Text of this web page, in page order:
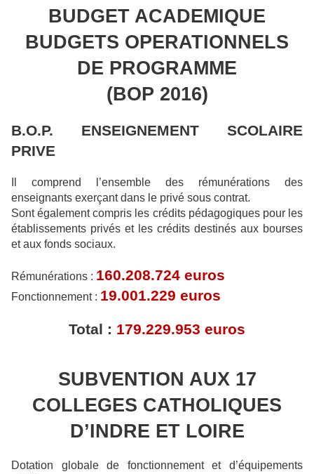
BUDGET ACADEMIQUE
BUDGETS OPERATIONNELS
DE PROGRAMME
(BOP 2016)
B.O.P. ENSEIGNEMENT SCOLAIRE
PRIVE
Il comprend l’ensemble des rémunérations des
enseignants exerçant dans le privé sous contrat.
Sont également compris les crédits pédagogiques pour les
établissements privés et les crédits destinés aux bourses
et aux fonds sociaux.
Rémunérations : 160.208.724 euros
Fonctionnement : 19.001.229 euros
Total : 179.229.953 euros
SUBVENTION AUX 17
COLLEGES CATHOLIQUES
D’INDRE ET LOIRE
Dotation globale de fonctionnement et d’équipements